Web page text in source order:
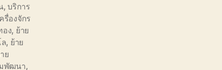
,บริการ
รื่องจักร
อง, ย้าย
, ย้าย
ย
พัฒนา,